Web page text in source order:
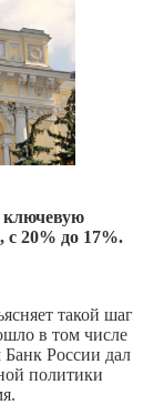
ключевую
с 20% до 17%.
такой шаг
в том числе
России дал
политики